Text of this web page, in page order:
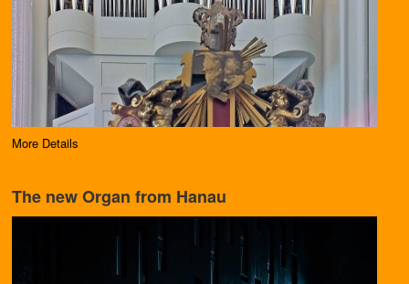
More Details
The new Organ from Hanau